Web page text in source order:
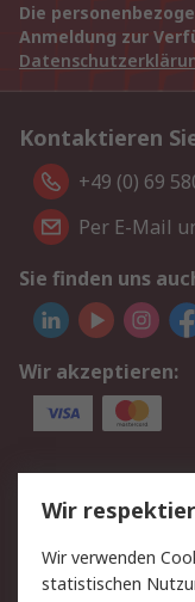
Die
Anmeldung zur
Kontaktieren
+49 (0) 69
Per E-Mail
Sie finden uns
Wir akzeptieren:
Service
Value Added
Rücksendungen
Hilfe
Wir
Wir verwenden
statistischen